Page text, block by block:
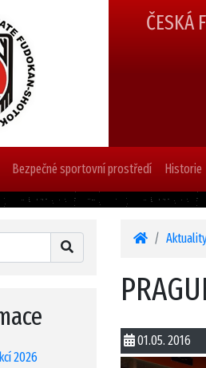
ČESKÁ
Bezpečné sportovní prostředí Historie
2026
01.05. 2016